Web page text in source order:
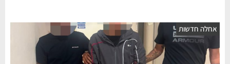
חדשות